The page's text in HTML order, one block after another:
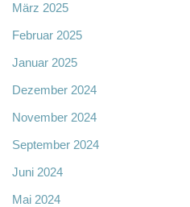
März 2025
Februar 2025
Januar 2025
Dezember 2024
November 2024
September 2024
Juni 2024
Mai 2024